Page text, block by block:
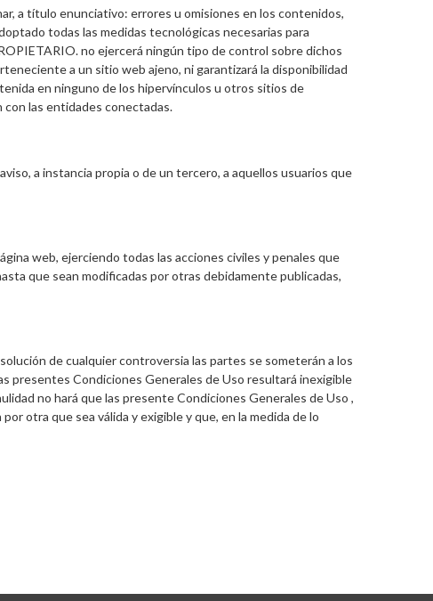
a título enunciativo: errores u omisiones en los contenidos,
todas las medidas tecnológicas necesarias para
no ejercerá ningún tipo de control sobre dichos
a un sitio web ajeno, ni garantizará la disponibilidad
en ninguno de los hipervínculos u otros sitios de
las entidades conectadas.
a instancia propia o de un tercero, a aquellos usuarios que
web, ejerciendo todas las acciones civiles y penales que
que sean modificadas por otras debidamente publicadas,
de cualquier controversia las partes se someterán a los
presentes Condiciones Generales de Uso resultará inexigible
no hará que las presente Condiciones Generales de Uso ,
otra que sea válida y exigible y que, en la medida de lo